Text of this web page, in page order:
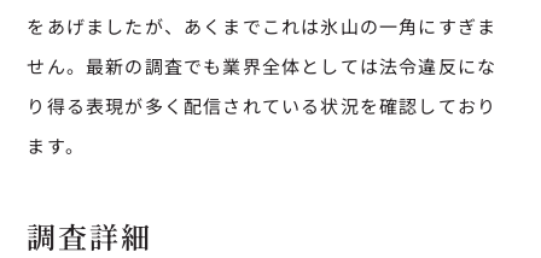
をあげましたが、あくまでこれは氷山の一角にすぎま
せん。最新の調査でも業界全体としては法令違反にな
り得る表現が多く配信されている状況を確認しており
ます。
調査詳細